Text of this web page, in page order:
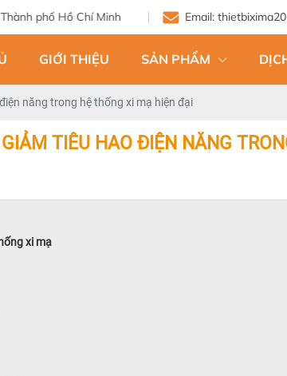
Email:
GIỚI THIỆU SẢN PHẨM
năng trong hệ thống xi mạ hiện đại
TIÊU HAO ĐIỆN NĂNG
xi mạ